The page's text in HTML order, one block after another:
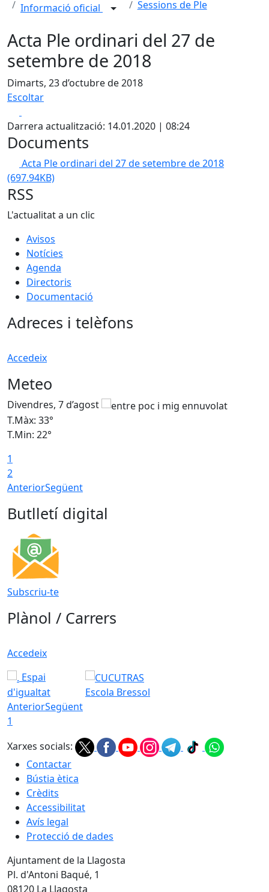
Informació oficial
Sessions de Ple
Acta Ple ordinari del 27 de
setembre de 2018
Dimarts, 23 d’octubre de 2018
Escoltar
Darrera actualització: 14.01.2020 | 08:24
Documents
Acta Ple ordinari del 27 de setembre de 2018
(697.94KB)
RSS
L'actualitat a un clic
Avisos
Notícies
Agenda
Directoris
Documentació
Adreces i telèfons
Accedeix
Meteo
Divendres, 7 d’agost
T.Màx: 33°
T.Min: 22°
1
2
AnteriorSegüent
Butlletí digital
Subscriu-te
Plànol / Carrers
Accedeix
Espai
d'igualtat
Escola Bressol
AnteriorSegüent
1
Xarxes socials:
Contactar
Bústia ètica
Crèdits
Accessibilitat
Avís legal
Protecció de dades
Ajuntament de la Llagosta
Pl. d'Antoni Baqué, 1
08120 La Llagosta